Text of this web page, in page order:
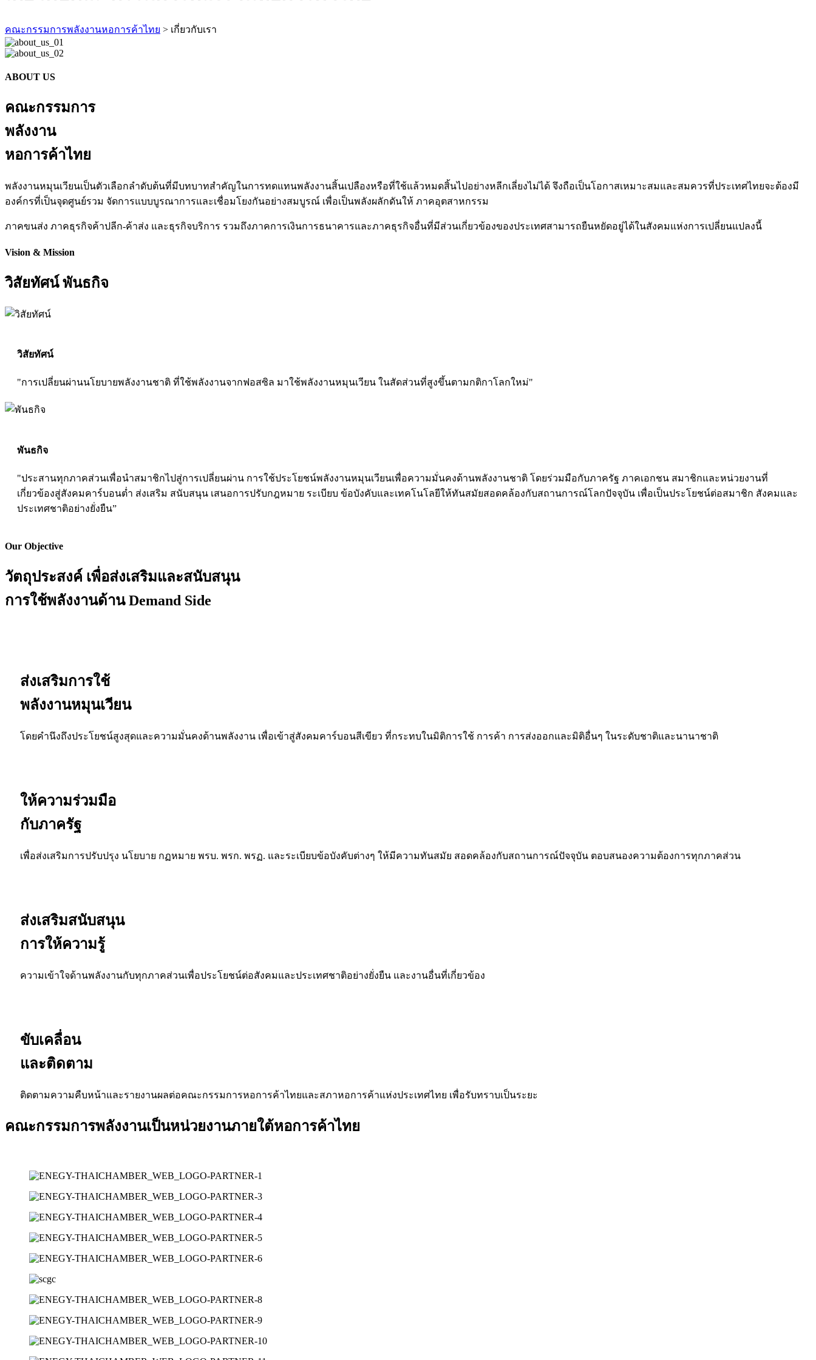
คณะกรรมการพลังงานหอการค้าไทย > เกี่ยวกับเรา
ABOUT US
คณะกรรมการ
พลังงาน
หอการค้าไทย
พลังงานหมุนเวียนเป็นตัวเลือกลำดับต้นที่มีบทบาทสำคัญในการทดแทนพลังงานสิ้นเปลืองหรือที่ใช้แล้วหมดสิ้นไปอย่างหลีกเลี่ยงไม่ได้ จึงถือเป็นโอกาสเหมาะสมและสมควรที่ประเทศไทยจะต้องมี
องค์กรที่เป็นจุดศูนย์รวม จัดการแบบบูรณาการและเชื่อมโยงกันอย่างสมบูรณ์ เพื่อเป็นพลังผลักดันให้ ภาคอุตสาหกรรม
ภาคขนส่ง ภาคธุรกิจค้าปลีก-ค้าส่ง และธุรกิจบริการ รวมถึงภาคการเงินการธนาคารและภาคธุรกิจอื่นที่มีส่วนเกี่ยวข้องของประเทศสามารถยืนหยัดอยู่ได้ในสังคมแห่งการเปลี่ยนแปลงนี้
Vision & Mission
วิสัยทัศน์ พันธกิจ
วิสัยทัศน์
"การเปลี่ยนผ่านนโยบายพลังงานชาติ ที่ใช้พลังงานจากฟอสซิล มาใช้พลังงานหมุนเวียน ในสัดส่วนที่สูงขึ้นตามกติกาโลกใหม่"
พันธกิจ
"ประสานทุกภาคส่วนเพื่อนำสมาชิกไปสู่การเปลี่ยนผ่าน การใช้ประโยชน์พลังงานหมุนเวียนเพื่อความมั่นคงด้านพลังงานชาติ โดยร่วมมือกับภาครัฐ ภาคเอกชน สมาชิกและหน่วยงานที่
เกี่ยวข้องสู่สังคมคาร์บอนต่ำ ส่งเสริม สนับสนุน เสนอการปรับกฎหมาย ระเบียบ ข้อบังคับและเทคโนโลยีให้ทันสมัยสอดคล้องกับสถานการณ์โลกปัจจุบัน เพื่อเป็นประโยชน์ต่อสมาชิก สังคมและ
ประเทศชาติอย่างยั่งยืน”
Our Objective
วัตถุประสงค์ เพื่อส่งเสริมและสนับสนุน
การใช้พลังงานด้าน Demand Side
ส่งเสริมการใช้
พลังงานหมุนเวียน
โดยคำนึงถึงประโยชน์สูงสุดและความมั่นคงด้านพลังงาน เพื่อเข้าสู่สังคมคาร์บอนสีเขียว ที่กระทบในมิติการใช้ การค้า การส่งออกและมิติอื่นๆ ในระดับชาติและนานาชาติ
ให้ความร่วมมือ
กับภาครัฐ
เพื่อส่งเสริมการปรับปรุง นโยบาย กฏหมาย พรบ. พรก. พรฏ. และระเบียบข้อบังคับต่างๆ ให้มีความทันสมัย สอดคล้องกับสถานการณ์ปัจจุบัน ตอบสนองความต้องการทุกภาคส่วน
ส่งเสริมสนับสนุน
การให้ความรู้
ความเข้าใจด้านพลังงานกับทุกภาคส่วนเพื่อประโยชน์ต่อสังคมและประเทศชาติอย่างยั่งยืน และงานอื่นที่เกี่ยวข้อง
ขับเคลื่อน
และติดตาม
ติดตามความคืบหน้าและรายงานผลต่อคณะกรรมการหอการค้าไทยและสภาหอการค้าแห่งประเทศไทย เพื่อรับทราบเป็นระยะ
คณะกรรมการพลังงานเป็นหน่วยงานภายใต้หอการค้าไทย